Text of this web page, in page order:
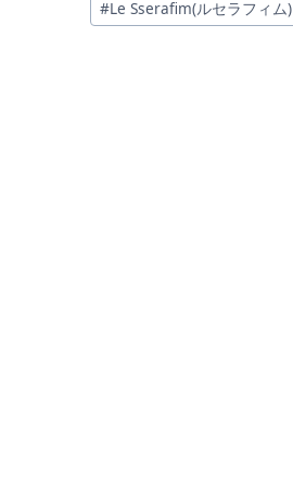
稿
#Le Sserafim(ルセラフィム)